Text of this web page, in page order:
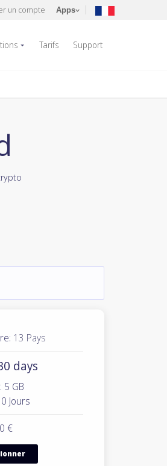
un compte Apps
Tarifs Support
13 Pays
days
5 GB
Jours
€